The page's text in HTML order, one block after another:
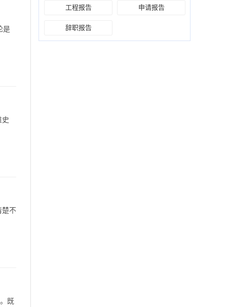
是
史
楚不
既
工程报告 申请报告
辞职报告